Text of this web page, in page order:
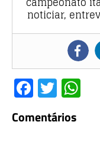
noticiar,
F
a
c
T
w
it
Comentários